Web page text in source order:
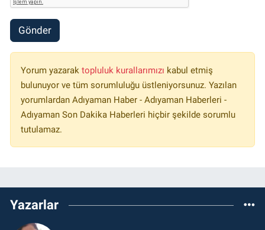
Gönder
Yorum yazarak topluluk kurallarımızı kabul etmiş
bulunuyor ve tüm sorumluluğu üstleniyorsunuz. Yazılan
yorumlardan Adıyaman Haber - Adıyaman Haberleri -
Adıyaman Son Dakika Haberleri hiçbir şekilde sorumlu
tutulamaz.
Yazarlar